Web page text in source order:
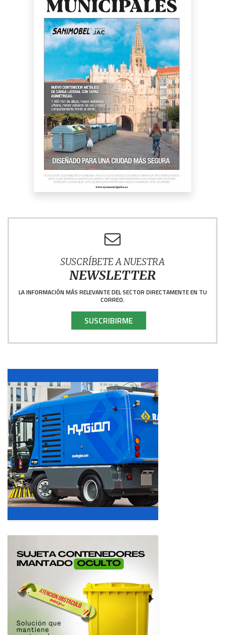
SUSCRÍBETE A NUESTRA
NEWSLETTER
LA INFORMACIÓN MÁS RELEVANTE DEL SECTOR DIRECTAMENTE EN TU
CORREO.
SUSCRIBIRME